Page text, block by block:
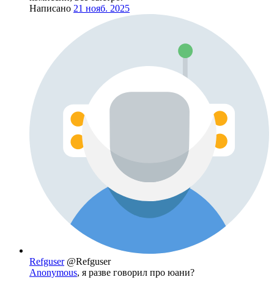
Написано 21 нояб. 2025
Refguser @Refguser
Anonymous, я разве говорил про юани?